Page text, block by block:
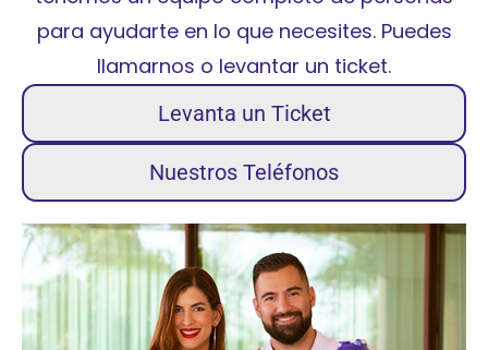
para ayudarte en lo que necesites. Puedes
llamarnos o levantar un ticket.
Levanta un Ticket
Nuestros Teléfonos